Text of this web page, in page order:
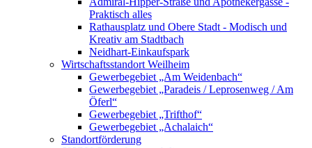
Praktisch alles
Rathausplatz und Obere Stadt - Modisch und
Kreativ am Stadtbach
Neidhart-Einkaufspark
Wirtschaftsstandort Weilheim
Gewerbegebiet „Am Weidenbach“
Gewerbegebiet „Paradeis / Leprosenweg / Am
Öferl“
Gewerbegebiet „Trifthof“
Gewerbegebiet „Achalaich“
Standortförderung